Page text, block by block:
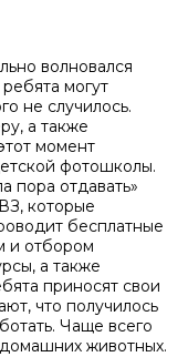
волновался
могут
не случилось.
а также
момент
фотошколы.
пора отдавать»
которые
бесплатные
и отбором
а также
приносят свои
что получилось
Чаще всего
животных.